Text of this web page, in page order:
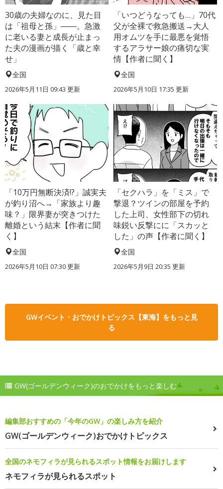
30歳の夫婦なのに、見た目
は「祖母と孫」――。急激
に老いる妻と成長が止まっ
た夫の漫画が描く「歳と幸
せ」
全国
2026年5月11日 09:43 更新
「いつどうなっても…」70代
父が全裸で救急搬送→大人
用オムツを手に最悪を覚悟
するアラサー娘の痛切な実
情【作者に聞く】
全国
2026年5月10日 17:35 更新
「10万円無断決済!?」誠実夫
が釣り沼へ→「家族より趣
味？」限界妻が突きつけた
離婚という結末【作者に聞
く】
全国
2026年5月10日 07:30 更新
「セクハラ」を「ミス」で
撃退？ツインの部屋を予約
した上司、女性部下の切れ
味鋭い反撃にに「スカッと
した」の声【作者に聞く】
全国
2026年5月9日 20:35 更新
GWイベント・おでかけトピックス【東海】をもっと見
る
GW(ゴールデンウィーク)のおでかけをもっと楽しむ
編集部おすすめの「今年のGW」の楽しみ方を紹介
GW(ゴールデンウィーク)おでかけトピックス
全国のネモフィラが見られるスポット情報をお届けします
ネモフィラが見られるスポット